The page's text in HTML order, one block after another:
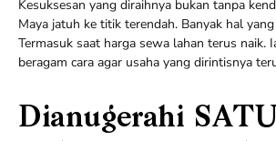
Kesuksesan yang diraihnya bukan tanpa
Maya jatuh ke titik terendah. Banyak hal
Termasuk saat harga sewa lahan terus naik.
beragam cara agar usaha yang dirintisnya
Dianugerahi SATU